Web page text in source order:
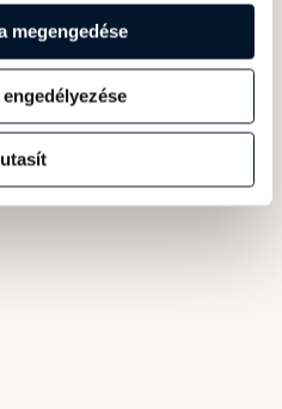
megengedése